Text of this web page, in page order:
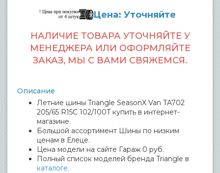
! Цена при покупке
от 4 штук
Цена: Уточняйте
НАЛИЧИЕ ТОВАРА УТОЧНЯЙТЕ У
МЕНЕДЖЕРА ИЛИ ОФОРМЛЯЙТЕ
ЗАКАЗ, МЫ С ВАМИ СВЯЖЕМСЯ.
Описание
Летние шины Triangle SeasonX Van TA702
205/65 R15C 102/100T купить в интернет-
магазине.
Большой ассортимент Шины по низким
ценам в Елеце.
Цена модели на сайте Гараж 0 руб.
Полный список моделей бренда Triangle в
каталоге.